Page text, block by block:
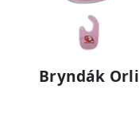
Bryndák Orli